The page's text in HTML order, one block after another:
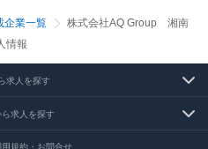
企業一覧
株式会社AQ Group 湘南
情報
求人を探す
求人を探す
規約・お問合せ